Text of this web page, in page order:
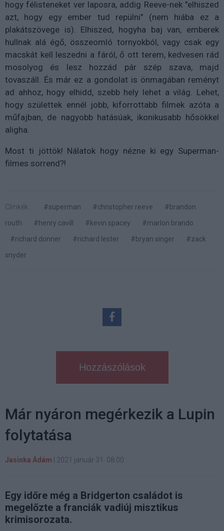
hogy félisteneket ver laposra, addig Reeve-nek "elhiszed
azt, hogy egy ember tud repülni" (nem hiába ez a
plakátszövege is). Elhiszed, hogyha baj van, emberek
hullnak alá égő, összeomló tornyokból, vagy csak egy
macskát kell leszedni a fáról, ő ott terem, kedvesen rád
mosolyog és lesz hozzád pár szép szava, majd
tovaszáll. És már ez a gondolat is önmagában reményt
ad ahhoz, hogy elhidd, szebb hely lehet a világ. Lehet,
hogy születtek ennél jobb, kiforrottabb filmek azóta a
műfajban, de nagyobb hatásúak, ikonikusabb hősökkel
aligha.
Most ti jöttök! Nálatok hogy nézne ki egy Superman-
filmes sorrend?!
Címkék: #superman #christopher reeve
#brandon
routh
#henry cavill #kevin spacey
#marlon brando
#richard donner
#richard lester #bryan singer
#zack
snyder
Hozzászólások
Már nyáron megérkezik a Lupin
folytatása
Jasinka Ádám | 2021 január 31. 08:00
Egy időre még a Bridgerton családot is
megelőzte a franciák vadiúj misztikus
krimisorozata.